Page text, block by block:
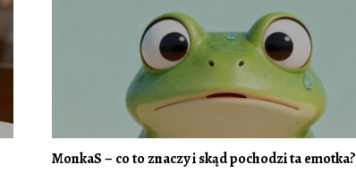
MonkaS – co to znaczy i skąd pochodzi ta emotka?